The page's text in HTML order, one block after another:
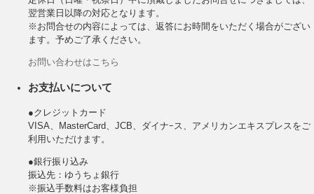
翌営業日以降の対応となります。
※お問合せの内容によっては、返答にお時間をいただく場合がござい
ます。予めご了承ください。
お問い合わせはこちら
お支払いについて
●クレジットカード
VISA、MasterCard、JCB、ダイナｰス、アメリカンエキスプレスをご
利用いただけます。
●銀行振り込み
振込先：ゆうちょ銀行
※振込手数料はお客様負担